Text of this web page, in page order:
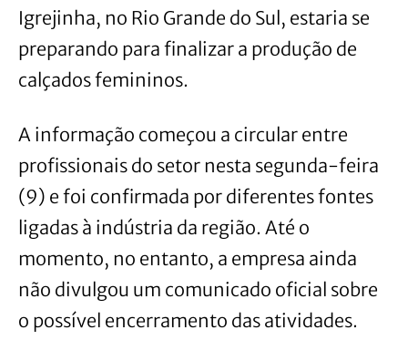
Igrejinha, no Rio Grande do Sul, estaria se
preparando para finalizar a produção de
calçados femininos.
A informação começou a circular entre
profissionais do setor nesta segunda-feira
(9) e foi confirmada por diferentes fontes
ligadas à indústria da região. Até o
momento, no entanto, a empresa ainda
não divulgou um comunicado oficial sobre
o possível encerramento das atividades.